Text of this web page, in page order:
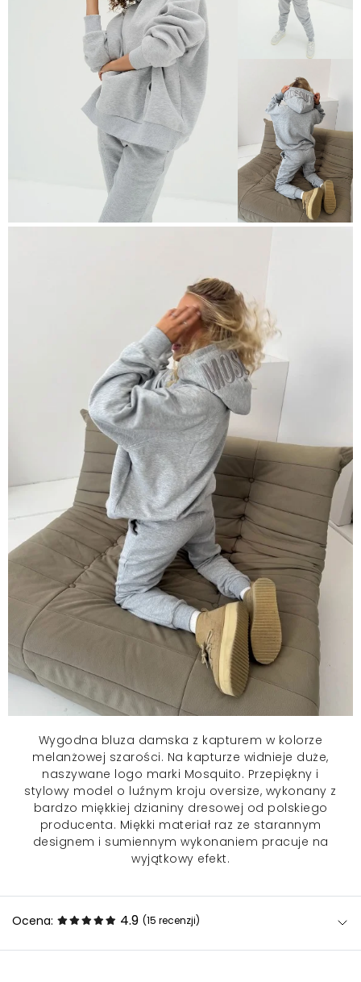
Wygodna bluza damska z kapturem w kolorze
melanżowej szarości. Na kapturze widnieje duże,
naszywane logo marki Mosquito. Przepiękny i
stylowy model o luźnym kroju oversize, wykonany z
bardzo miękkiej dzianiny dresowej od polskiego
producenta. Miękki materiał raz ze starannym
designem i sumiennym wykonaniem pracuje na
wyjątkowy efekt.
Ocena: 4.9 (15 recenzji)